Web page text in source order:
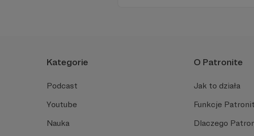
Kategorie
Podcast
Youtube
Nauka
O Patronite
Jak to działa
Funkcje
Dlaczego